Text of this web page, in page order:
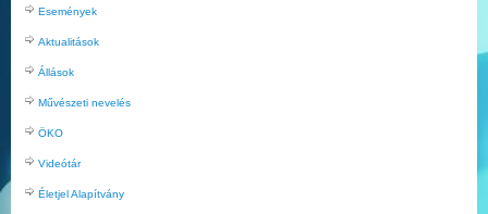
Események
Aktualitások
Állások
Művészeti nevelés
ÖKO
Videótár
Életjel Alapítvány